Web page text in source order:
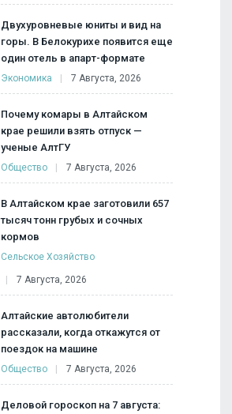
Двухуровневые юниты и вид на
горы. В Белокурихе появится еще
один отель в апарт-формате
Экономика 7 Августа, 2026
Почему комары в Алтайском
крае решили взять отпуск —
ученые АлтГУ
Общество 7 Августа, 2026
В Алтайском крае заготовили 657
тысяч тонн грубых и сочных
кормов
Сельское Хозяйство
7 Августа, 2026
Алтайские автолюбители
рассказали, когда откажутся от
поездок на машине
Общество 7 Августа, 2026
Деловой гороскоп на 7 августа: